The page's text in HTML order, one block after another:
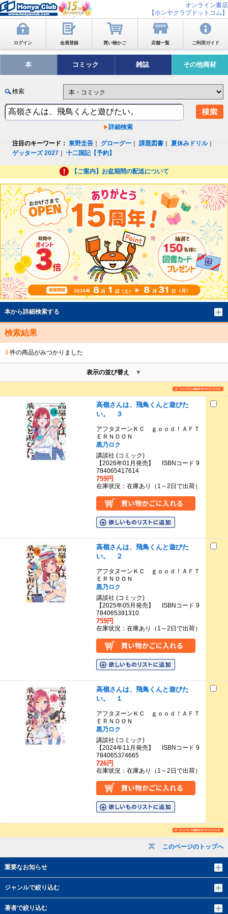
オンライン書店
【ホンヤクラブドットコム】
ログイン 会員登録 買い物かご 店舗一覧 ご利用ガイド
本 コミック 雑誌 その他商材
検索
詳細検索
注目のキーワード： 東野圭吾 グローグー ｜課題図書 ｜夏休みドリル｜
ゲッターズ 2027 ｜十二国記【予約】
【ご案内】お盆期間の配送について
このページのトップへ
重要なお知らせ
ジャンルで絞り込む
著者で絞り込む
本から詳細検索する
検索結果
3件の商品がみつかりました
表示の並び替え
高嶺さんは、飛鳥くんと遊びた
い。 ３
アフタヌーンＫＣ ｇｏｏｄ！ＡＦＴ
ＥＲＮＯＯＮ
黒乃ロク
講談社 (コミック)
【2026年01月発売】 ISBNコード 9
784065417614
759円
在庫状況：在庫あり（1～2日で出荷）
高嶺さんは、飛鳥くんと遊びた
い。 ２
アフタヌーンＫＣ ｇｏｏｄ！ＡＦＴ
ＥＲＮＯＯＮ
黒乃ロク
講談社 (コミック)
【2025年05月発売】 ISBNコード 9
784065391310
759円
在庫状況：在庫あり（1～2日で出荷）
高嶺さんは、飛鳥くんと遊びた
い。 １
アフタヌーンＫＣ ｇｏｏｄ！ＡＦＴ
ＥＲＮＯＯＮ
黒乃ロク
講談社 (コミック)
【2024年11月発売】 ISBNコード 9
784065374665
726円
在庫状況：在庫あり（1～2日で出荷）